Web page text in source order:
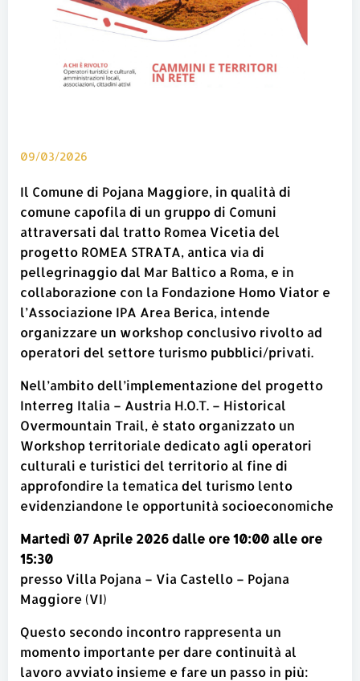
09/03/2026
Il Comune di Pojana Maggiore, in qualità di
comune capofila di un gruppo di Comuni
attraversati dal tratto Romea Vicetia del
progetto ROMEA STRATA, antica via di
pellegrinaggio dal Mar Baltico a Roma, e in
collaborazione con la Fondazione Homo Viator e
l’Associazione IPA Area Berica, intende
organizzare un workshop conclusivo rivolto ad
operatori del settore turismo pubblici/privati.
Nell’ambito dell’implementazione del progetto
Interreg Italia – Austria H.O.T. – Historical
Overmountain Trail, è stato organizzato un
Workshop territoriale dedicato agli operatori
culturali e turistici del territorio al fine di
approfondire la tematica del turismo lento
evidenziandone le opportunità socioeconomiche
Martedì 07 Aprile 2026 dalle ore 10:00 alle ore
15:30
presso Villa Pojana – Via Castello – Pojana
Maggiore (VI)
Questo secondo incontro rappresenta un
momento importante per dare continuità al
lavoro avviato insieme e fare un passo in più: